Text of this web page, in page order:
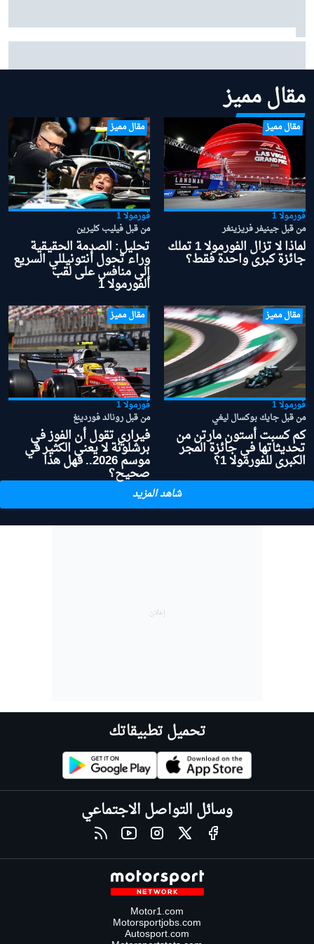
لماذا سيستغرق وصول كاديلاك إلى مستوى بعض فرق
مقال مميز
مقال مميز
فورمولا 1
من قبل جينيفر فريزينغر
لماذا لا تزال الفورمولا 1 تملك
جائزة كبرى واحدة فقط؟
مقال مميز
فورمولا 1
من قبل فيليب كليرين
تحليل: الصدمة الحقيقية
وراء تحول أنتونيللي السريع
إلى منافس على لقب
الفورمولا 1
مقال مميز
فورمولا 1
من قبل جايك بوكسال ليغي
كم كسبت أستون مارتن من
تحديثاتها في جائزة المجر
الكبرى للفورمولا 1؟
مقال مميز
فورمولا 1
من قبل رونالد فوردينغ
فيراري تقول أن الفوز في
برشلونة لا يعني الكثير في
موسم 2026.. فهل هذا
صحيح؟
شاهد المزيد
تحميل تطبيقاتك
وسائل التواصل الاجتماعي
Motor1.com
Motorsportjobs.com
Autosport.com